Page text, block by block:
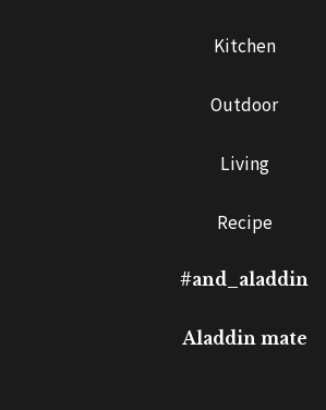
Kitchen
Outdoor
Living
Recipe
#and_aladdin
Aladdin mate